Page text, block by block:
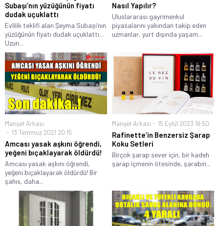
Subaşı’nın yüzüğünün fiyatı
dudak uçuklattı
Evlilik teklifi alan Şeyma Subaşı’nın
yüzüğünün fiyatı dudak uçuklattı…
Uzun...
Nasıl Yapılır?
Uluslararası gayrimenkul
piyasalarını yakından takip eden
uzmanlar, yurt dışında yaşam...
Manşet Arkası
13 Temmuz 2021 20:15
Amcası yasak aşkını öğrendi,
yeğeni bıçaklayarak öldürdü!
Amcası yasak aşkını öğrendi,
yeğeni bıçaklayarak öldürdü! Bir
şahıs, daha...
Manşet Arkası 15 Eylül 2023 16:50
Rafinette’in Benzersiz Şarap
Koku Setleri
Birçok şarap sever için, bir kadeh
şarap içmenin ötesinde, şarabın...